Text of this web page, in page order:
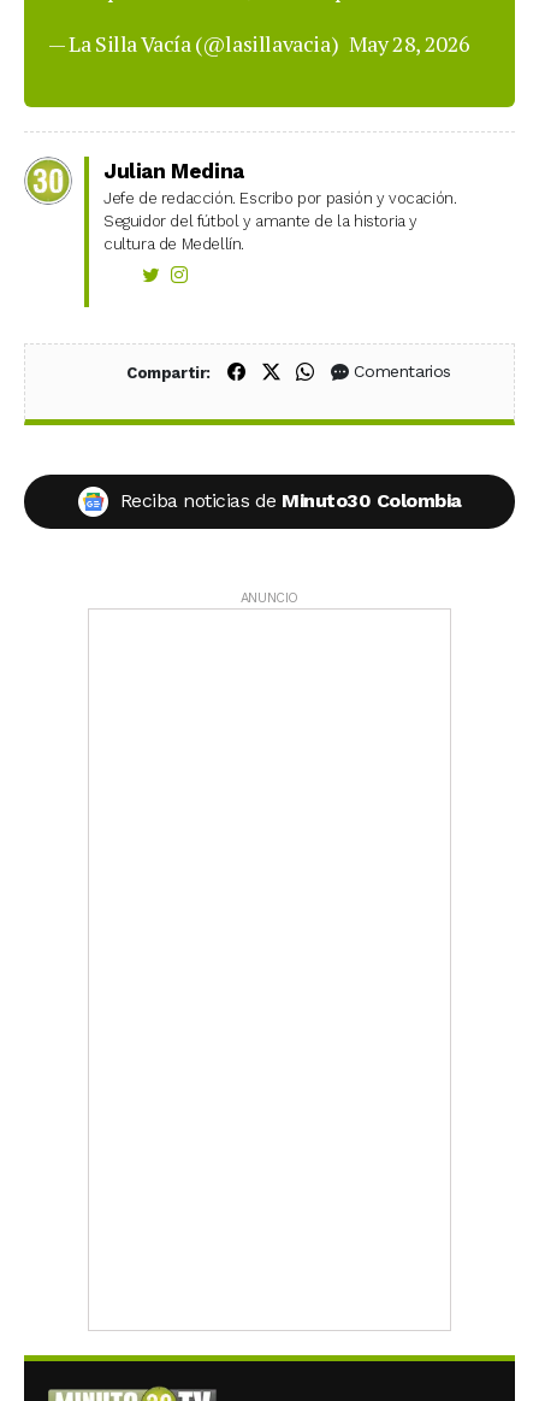
— La Silla Vacía (@lasillavacia) May 28, 2026
Julian Medina
Jefe de redacción. Escribo por pasión y vocación.
Seguidor del fútbol y amante de la historia y
cultura de Medellín.
Compartir: Compartir en Facebook
Compartir en X (Twitter)
Compartir en WhatsApp
Comentarios
Reciba noticias de Minuto30 Colombia
ANUNCIO